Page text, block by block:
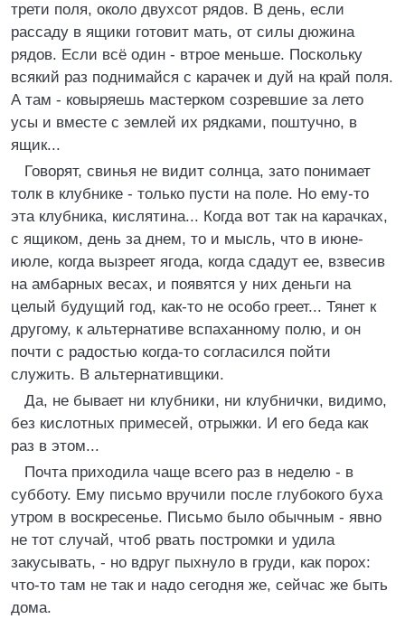
трети поля, около двухсот рядов. В день, если
рассаду в ящики готовит мать, от силы дюжина
рядов. Если всё один - втрое меньше. Поскольку
всякий раз поднимайся с карачек и дуй на край поля.
А там - ковыряешь мастерком созревшие за лето
усы и вместе с землей их рядками, поштучно, в
ящик...
Говорят, свинья не видит солнца, зато понимает
толк в клубнике - только пусти на поле. Но ему-то
эта клубника, кислятина... Когда вот так на карачках,
с ящиком, день за днем, то и мысль, что в июне-
июле, когда вызреет ягода, когда сдадут ее, взвесив
на амбарных весах, и появятся у них деньги на
целый будущий год, как-то не особо греет... Тянет к
другому, к альтернативе вспаханному полю, и он
почти с радостью когда-то согласился пойти
служить. В альтернативщики.
Да, не бывает ни клубники, ни клубнички, видимо,
без кислотных примесей, отрыжки. И его беда как
раз в этом...
Почта приходила чаще всего раз в неделю - в
субботу. Ему письмо вручили после глубокого буха
утром в воскресенье. Письмо было обычным - явно
не тот случай, чтоб рвать постромки и удила
закусывать, - но вдруг пыхнуло в груди, как порох:
что-то там не так и надо сегодня же, сейчас же быть
дома.